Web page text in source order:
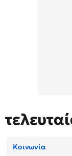
Κοινωνία